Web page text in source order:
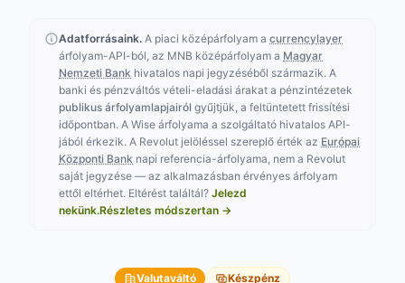
Adatforrásaink. A piaci középárfolyam a currencylayer
árfolyam-API-ból, az MNB középárfolyam a Magyar
Nemzeti Bank hivatalos napi jegyzéséből származik. A
banki és pénzváltós vételi-eladási árakat a pénzintézetek
publikus árfolyamlapjairól gyűjtjük, a feltüntetett frissítési
időpontban. A Wise árfolyama a szolgáltató hivatalos API-
jából érkezik. A Revolut jelöléssel szereplő érték az Európai
Központi Bank napi referencia-árfolyama, nem a Revolut
saját jegyzése — az alkalmazásban érvényes árfolyam
ettől eltérhet. Eltérést találtál? Jelezd
nekünk.Részletes módszertan →
Valutaváltó Készpénz